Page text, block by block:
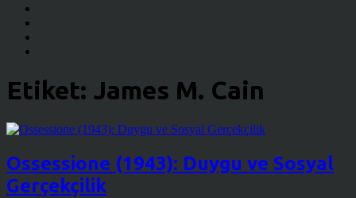
Etiket: James M. Cain
Ossessione (1943): Duygu ve Sosyal
Gerçekçilik